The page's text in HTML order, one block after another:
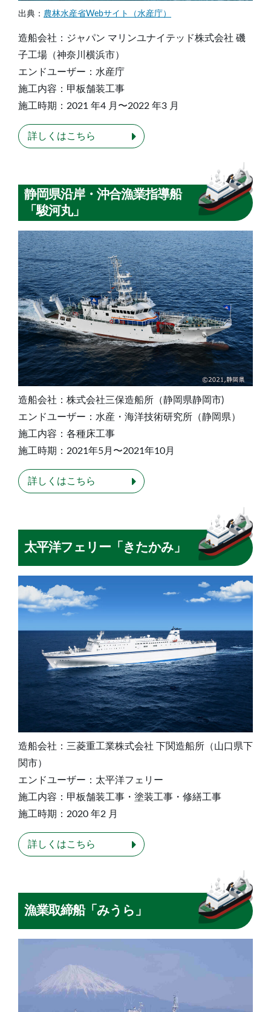
出典： 農林⽔産省Webサイト（⽔産庁）
造船会社：ジャパン マリンユナイテッド株式会社 磯
⼦⼯場（神奈川横浜市）
エンドユーザー：⽔産庁
施⼯内容：甲板舗装⼯事
施⼯時期：2021 年4 ⽉〜2022 年3 ⽉
詳しくはこちら
静岡県沿岸・沖合漁業指導船
「駿河丸」
造船会社：株式会社三保造船所（静岡県静岡市)
エンドユーザー：水産・海洋技術研究所（静岡県）
施工内容：各種床工事
施工時期：2021年5月〜2021年10月
詳しくはこちら
太平洋フェリー「きたかみ」
造船会社：三菱重⼯業株式会社 下関造船所（⼭⼝県下
関市）
エンドユーザー：太平洋フェリー
施⼯内容：甲板舗装⼯事・塗装⼯事・修繕⼯事
施⼯時期：2020 年2 ⽉
詳しくはこちら
漁業取締船「みうら」